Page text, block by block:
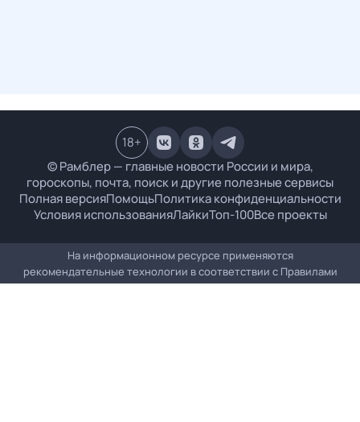
© Рамблер — главные новости России и мира,
гороскопы, почта, поиск и другие полезные сервисы
Полная версияПомощьПолитика конфиденциальности
Условия использованияЛайкиТоп-100Все проекты
18+
На информационном ресурсе применяются
рекомендательные технологии в соответствии с Правилами